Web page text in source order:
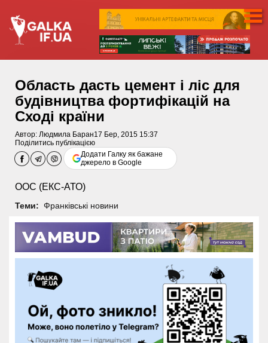
Область дасть цемент і ліс для
будівництва фортифікацій на
Сході країни
Автор: Людмила Баран17 Бер, 2015 15:37
Поділитись публікацією
Додати Галку як бажане
джерело в Google
ООС (ЕКС-АТО)
Теми: Франківські новини